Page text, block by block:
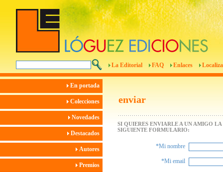
La Editorial FAQ Enlaces
En portada
Colecciones
Novedades
Destacados
Autores
Premios
enviar
SI QUIERES ENVIARLE A UN AMIGO
SIGUIENTE FORMULARIO:
*Mi nombre
*Mi email